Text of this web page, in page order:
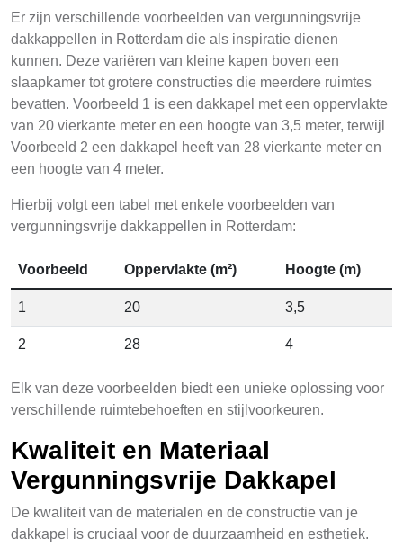
Er zijn verschillende voorbeelden van vergunningsvrije
dakkappellen in Rotterdam die als inspiratie dienen
kunnen. Deze variëren van kleine kapen boven een
slaapkamer tot grotere constructies die meerdere ruimtes
bevatten. Voorbeeld 1 is een dakkapel met een oppervlakte
van 20 vierkante meter en een hoogte van 3,5 meter, terwijl
Voorbeeld 2 een dakkapel heeft van 28 vierkante meter en
een hoogte van 4 meter.
Hierbij volgt een tabel met enkele voorbeelden van
vergunningsvrije dakkappellen in Rotterdam:
Voorbeeld Oppervlakte (m²) Hoogte (m)
1 20 3,5
2 28 4
Elk van deze voorbeelden biedt een unieke oplossing voor
verschillende ruimtebehoeften en stijlvoorkeuren.
Kwaliteit en Materiaal
Vergunningsvrije Dakkapel
De kwaliteit van de materialen en de constructie van je
dakkapel is cruciaal voor de duurzaamheid en esthetiek.